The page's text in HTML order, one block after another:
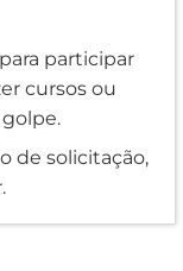
para participar
cursos ou
de solicitação,